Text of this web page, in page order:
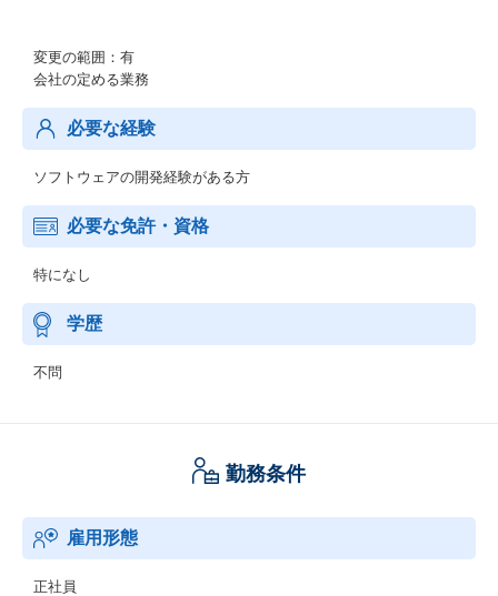
変更の範囲：有
会社の定める業務
必要な経験
ソフトウェアの開発経験がある方
必要な免許・資格
特になし
学歴
不問
勤務条件
雇用形態
正社員